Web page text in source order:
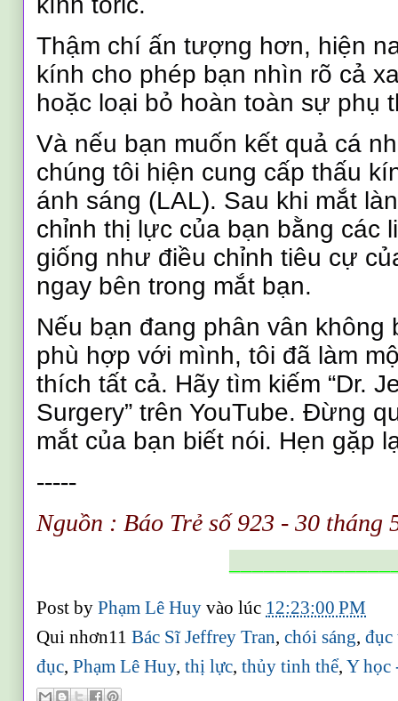
Thậm chí ấn tượng hơn, hiện
kính cho phép bạn nhìn rõ cả
hoặc loại bỏ hoàn toàn sự phụ
Và nếu bạn muốn kết quả cá
chúng tôi hiện cung cấp thấu
ánh sáng (LAL). Sau khi mắt
chỉnh thị lực của bạn bằng các
giống như điều chỉnh tiêu cự
ngay bên trong mắt bạn.
Nếu bạn đang phân vân không
phù hợp với mình, tôi đã làm
thích tất cả. Hãy tìm kiếm “Dr.
Surgery” trên YouTube. Đừng
mắt của bạn biết nói. Hẹn gặp
-----
Nguồn :Báo Trẻ số 923 - 30 tháng
Post byPhạm Lê Huyvào lúc 12:23:00 PM
Qui nhơn11Bác Sĩ Jeffrey Tran,chói sáng,đục
đục,Phạm Lê Huy,thị lực,thủy tinh thể,Y học